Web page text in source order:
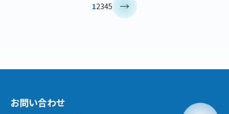
12345
お問い合わせ